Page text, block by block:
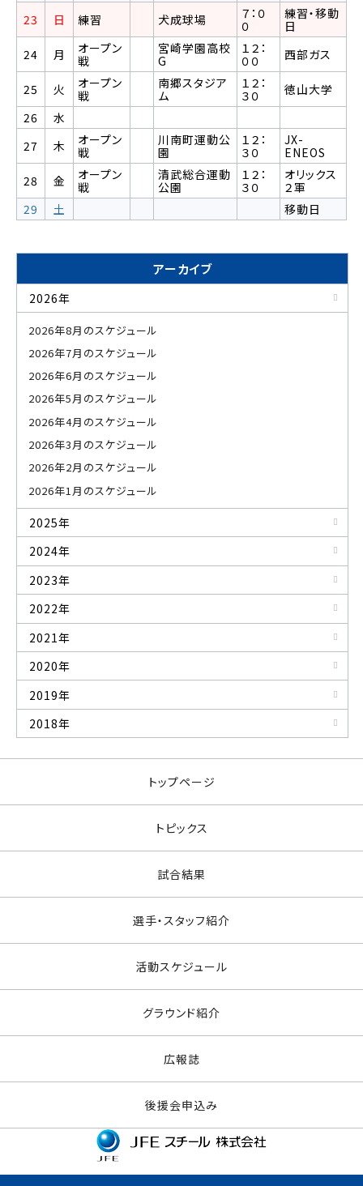
23
日 練習 犬成球場
７：０
０
練習・移動
日
24
月
オープン
戦
宮崎学園高校
G
１２：
００
西部ガス
25 火
オープン
戦
南郷スタジア
ム
１２：
３０
徳山大学
26
水
27
木
オープン
戦
川南町運動公
園
１２：
３０
JX-
ENEOS
28
金
オープン
戦
清武総合運動
公園
１２：
３０
オリックス
２軍
29
土 移動日
アーカイブ
2026年
2026年8月のスケジュール
2026年7月のスケジュール
2026年6月のスケジュール
2026年5月のスケジュール
2026年4月のスケジュール
2026年3月のスケジュール
2026年2月のスケジュール
2026年1月のスケジュール
2025年
2024年
2023年
2022年
2021年
2020年
2019年
2018年
トップページ
トピックス
試合結果
選手・スタッフ紹介
活動スケジュール
グラウンド紹介
広報誌
後援会申込み